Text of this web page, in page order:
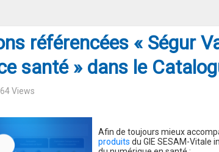
référencées « Ségur
santé » dans le
Views
Afin de toujours mieux
produits du GIE SESAM-Vitale